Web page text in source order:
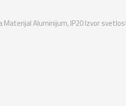
Aluminijum, IP20 Izvor